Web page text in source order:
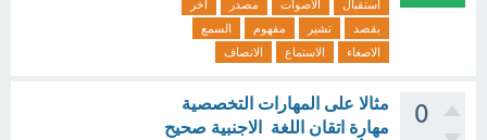
استقبال الأصوات مصدر
اخر
بقصد
تشير مفهوم
السمع
الاصغاء
الاستماع الانصاف
0
مثالا على المهارات التخصصية
مهارة اتقان اللغة الاجنبية صحيح